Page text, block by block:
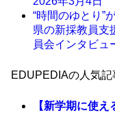
“時間のゆとり
県の新採教員支
員会インタビュ
EDUPEDIAの人気記
【新学期に使